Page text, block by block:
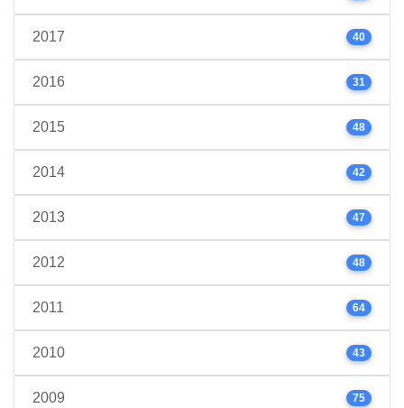
2017 40
2016 31
2015 48
2014 42
2013 47
2012 48
2011 64
2010 43
2009 75